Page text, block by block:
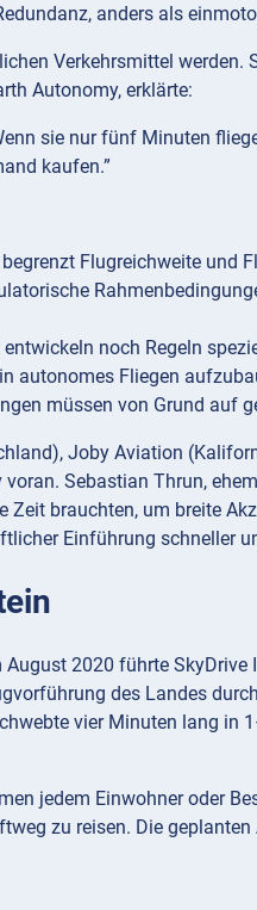
anders als
Verkehrsmittel werden.
Autonomy, erklärte:
sie nur fünf Minuten
kaufen.”
Flugreichweite und
noch Regeln
autonomes Fliegen
müssen von Grund auf
Joby Aviation
Sebastian Thrun,
brauchten, um breite
Einführung schneller
2020 führte SkyDrive
des Landes
vier Minuten lang in
jedem Einwohner oder
zu reisen. Die